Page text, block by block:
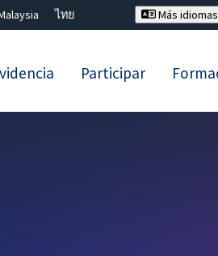
ไทย
Más idiomas
Participar